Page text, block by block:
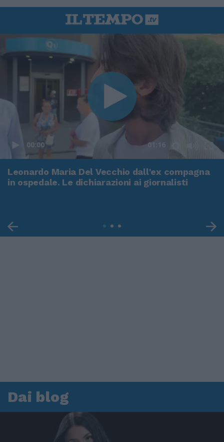
00:00 01:16
Leonardo Maria Del Vecchio dall'ex compagna
in ospedale. Le dichiarazioni ai giornalisti
Dai blog